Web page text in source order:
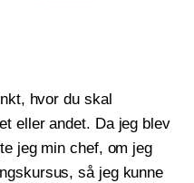
hvor du skal
eller andet. Da jeg blev
jeg min chef, om jeg
så jeg kunne